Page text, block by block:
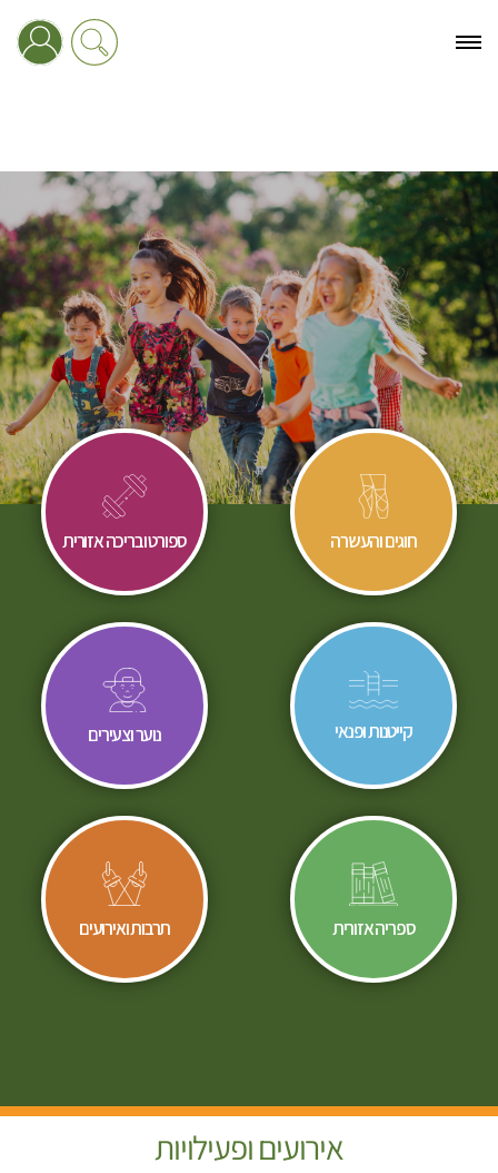
חוגים והעשרה ספורט ובריכה אזורית
קייטנות ופנאי נוער וצעירים
ספריה אזורית תרבות ואירועים
אירועים ופעילויות